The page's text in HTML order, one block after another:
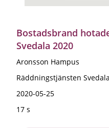
Bostadsbrand
Svedala 2020
Aronsson Hampus
Räddningstjänsten Svedala
2020-05-25
17 s